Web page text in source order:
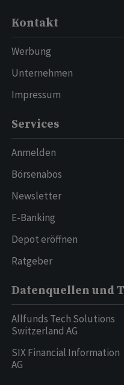
Kontakt
Werbung
Unternehmen
Impressum
Services
Anmelden
Börsenabos
Newsletter
E-Banking
Depot eröffnen
Ratgeber
Datenquellen und
Allfunds Tech Solutions
Switzerland AG
SIX Financial Information
AG